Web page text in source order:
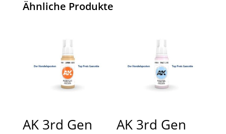
Ähnliche Produkte
AK 3rd Gen
AK 3rd Gen